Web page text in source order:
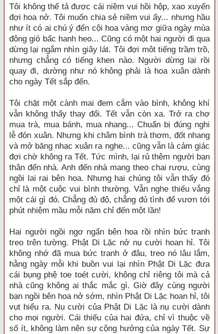
Tôi không thể tả được cái niềm vui hồi hộp, xao xuyến
đợi hoa nở. Tôi muốn chia sẻ niềm vui ấy... nhưng hầu
như ít có ai chú ý đến cội hoa vàng mơ giữa ngày mùa
đông gió bấc hanh heo... Cũng có một hai người đi qua
dừng lại ngắm nhìn giây lát. Tôi đợi môt tiếng trầm trồ,
nhưng chẳng có tiếng khen nào. Người dừng lại rồi
quay đi, dường như nó không phải là hoa xuân dành
cho ngày Tết sắp đến.
Tôi chặt một cành mai đem cắm vào bình, không khí
vẫn không thấy thay đổi. Tết vẫn còn xa. Trở ra chợ
mua trà, mua bánh, mua nhang... Chuẩn bị đúng nghi
lễ đón xuân. Nhưng khi châm bình trà thơm, đốt nhang
và mở băng nhạc xuân ra nghe... cũng vẫn là cảm giác
đợi chờ không ra Tết. Tức mình, lại rủ thêm người bạn
thân đến nhà. Anh đến nhà mang theo chai rượu, cùng
ngồi lai rai bên hoa. Nhưng hai chúng tôi vẫn thấy đó
chỉ là một cuộc vui bình thường. Vẫn nghe thiếu vắng
một cái gì đó. Chẳng đủ độ, chẳng đủ tình để vươn tới
phút nhiệm mầu mỗi năm chỉ đến một lần!
Hai người ngồi ngơ ngẩn bên hoa rồi nhìn bức tranh
treo trên tường. Phật Di Lặc nở nụ cười hoan hỉ. Tôi
không nhớ đã mua bức tranh ở đâu, treo nó lâu lắm,
hằng ngày mỗi khi buồn vui lại nhìn Phật Di Lặc đưa
cái bụng phệ toe toét cười, không chỉ riêng tôi mà cả
nhà cũng không ai thắc mắc gì. Giờ đây cùng người
bạn ngồi bên hoa nở sớm, nhìn Phật Di Lặc hoan hỉ, tôi
vụt hiểu ra. Nụ cười của Phật Di Lặc là nụ cười dành
cho mọi người. Cái thiếu của hai đứa, chỉ vì thuộc về
số ít, không làm nên sự cộng hưởng của ngày Tết. Sự